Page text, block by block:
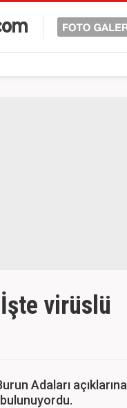
virüslü
Adaları açıklarına